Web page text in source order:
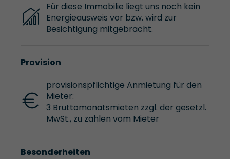
Für diese Immobilie liegt uns noch kein
Energieausweis vor bzw. wird zur
Besichtigung mitgebracht.
Provision
provisionspflichtige Anmietung für den
Mieter:
3 Bruttomonatsmieten zzgl. der gesetzl.
MwSt., zu zahlen vom Mieter
Besonderheiten